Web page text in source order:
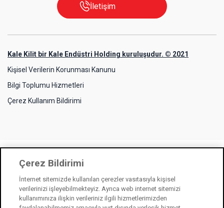
İletişim
Kale Kilit bir Kale Endüstri Holding kuruluşudur. © 2021
Kişisel Verilerin Korunması Kanunu
Bilgi Toplumu Hizmetleri
Çerez Kullanım Bildirimi
Çerez Bildirimi
İnternet sitemizde kullanılan çerezler vasıtasıyla kişisel
verilerinizi işleyebilmekteyiz. Ayrıca web internet sitemizi
kullanımınıza ilişkin verileriniz ilgili hizmetlerimizden